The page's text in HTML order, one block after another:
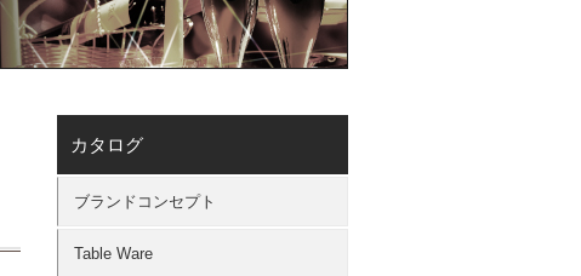
カタログ
ブランドコンセプト
Table Ware